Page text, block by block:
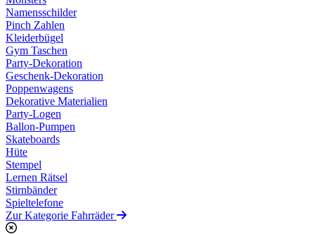
Namensschilder
Pinch Zahlen
Kleiderbügel
Gym Taschen
Party-Dekoration
Geschenk-Dekoration
Poppenwagens
Dekorative Materialien
Party-Logen
Ballon-Pumpen
Skateboards
Hüte
Stempel
Lernen Rätsel
Stirnbänder
Spieltelefone
Zur Kategorie Fahrräder